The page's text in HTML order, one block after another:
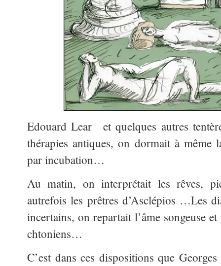
Edouard Lear et quelques autres
thérapies antiques, on dormait à même
par incubation…
Au matin, on interprétait les rêves,
autrefois les prêtres d’Asclépios …Les
incertains, on repartait l’âme songeuse
chtoniens…
C’est dans ces dispositions que